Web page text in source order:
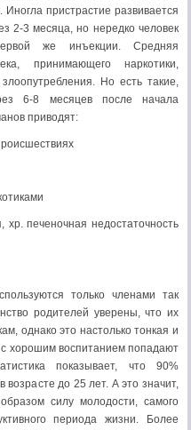
пристрастие развивается
2-3 месяца, но нередко человек
же инъекции. Средняя
принимающего наркотики,
Но есть такие,
6-8 месяцев после начала
приводят:
печеночная недостаточность
только членами так
родителей уверены, что их
однако это настолько тонкая и
хорошим воспитанием попадают
показывает, что 90%
возрасте до 25 лет. А это значит,
силу молодости, самого
периода жизни. Более